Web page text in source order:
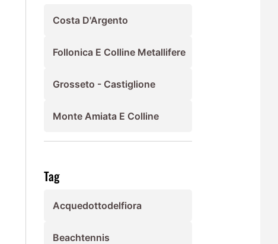
Costa D'Argento
Follonica E Colline Metallifere
Grosseto - Castiglione
Monte Amiata E Colline
Tag
Acquedottodelfiora
Beachtennis